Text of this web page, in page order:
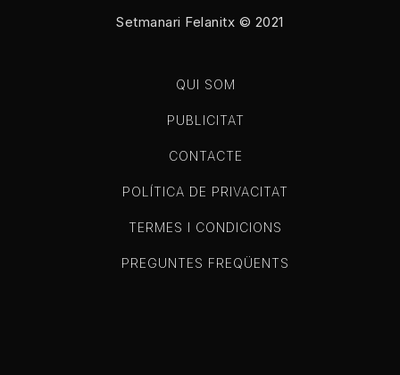
Setmanari Felanitx © 2021
QUI SOM
PUBLICITAT
CONTACTE
POLÍTICA DE PRIVACITAT
TERMES I CONDICIONS
PREGUNTES FREQÜENTS